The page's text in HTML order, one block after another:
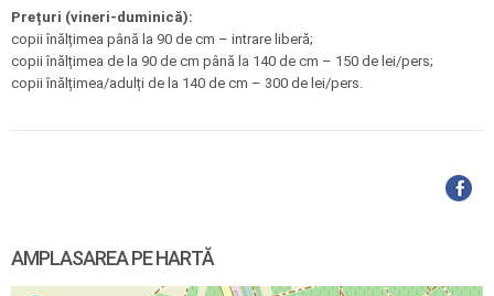
Prețuri (vineri-duminică):
copii înălțimea până la 90 de cm – intrare liberă;
copii înălțimea de la 90 de cm până la 140 de cm – 150 de lei/pers;
copii înălțimea/adulți de la 140 de cm – 300 de lei/pers.
AMPLASAREA PE HARTĂ